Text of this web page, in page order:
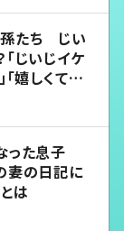
孫たち じい
じいじイケ
「嬉しくて可
った息子
妻の日記に
は